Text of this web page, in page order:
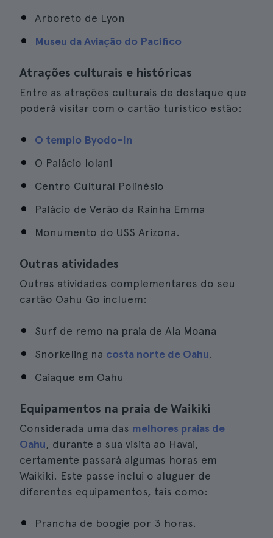
Arboreto de Lyon
Museu da Aviação do Pacífico
Atrações culturais e históricas
Entre as atrações culturais de destaque que
poderá visitar com o cartão turístico estão:
O templo Byodo-In
O Palácio Iolani
Centro Cultural Polinésio
Palácio de Verão da Rainha Emma
Monumento do USS Arizona.
Outras atividades
Outras atividades complementares do seu
cartão Oahu Go incluem:
Surf de remo na praia de Ala Moana
Snorkeling na costa norte de Oahu.
Caiaque em Oahu
Equipamentos na praia de Waikiki
Considerada uma das melhores praias de
Oahu, durante a sua visita ao Havai,
certamente passará algumas horas em
Waikiki. Este passe inclui o aluguer de
diferentes equipamentos, tais como:
Prancha de boogie por 3 horas.